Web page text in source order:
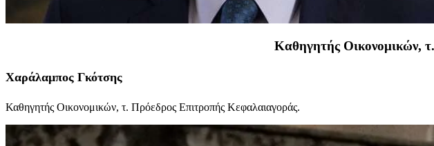
Καθηγητής Οικονομικών,
Χαράλαμπος Γκότσης
Καθηγητής Οικονομικών, τ. Πρόεδρος Επιτροπής Κεφαλαιαγοράς.